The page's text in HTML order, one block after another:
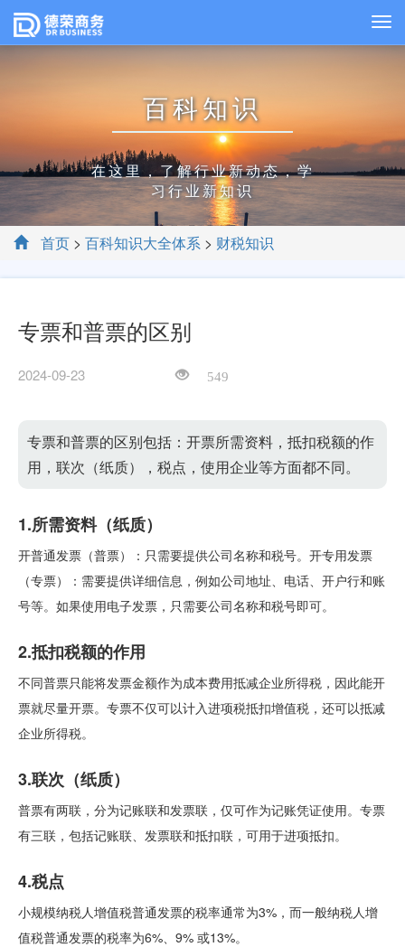
百科知识
在这里，了解行业新动态，学
习行业新知识
首页 > 百科知识大全体系 > 财税知识
专票和普票的区别
2024-09-23 549
专票和普票的区别包括：开票所需资料，抵扣税额的作
用，联次（纸质），税点，使用企业等方面都不同。
1.所需资料（纸质）
开普通发票（普票）：只需要提供公司名称和税号。开专用发票
（专票）：需要提供详细信息，例如公司地址、电话、开户行和账
号等。如果使用电子发票，只需要公司名称和税号即可。
2.抵扣税额的作用
不同普票只能将发票金额作为成本费用抵减企业所得税，因此能开
票就尽量开票。专票不仅可以计入进项税抵扣增值税，还可以抵减
企业所得税。
3.联次（纸质）
普票有两联，分为记账联和发票联，仅可作为记账凭证使用。专票
有三联，包括记账联、发票联和抵扣联，可用于进项抵扣。
4.税点
小规模纳税人增值税普通发票的税率通常为3%，而一般纳税人增
值税普通发票的税率为6%、9% 或13%。